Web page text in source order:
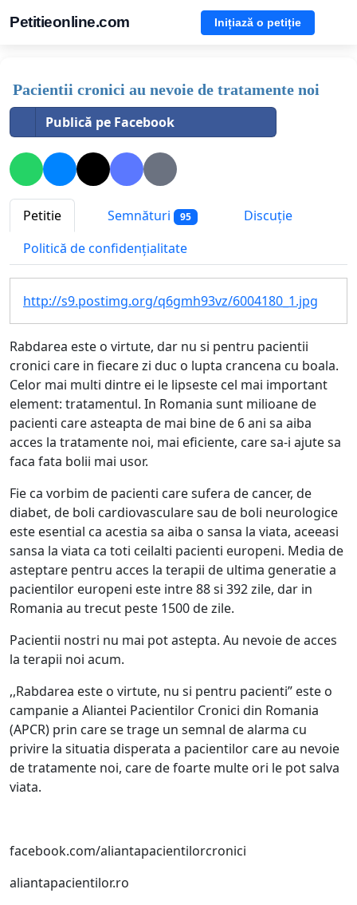
Petitieonline.com Inițiază o petiție
Pacientii cronici au nevoie de tratamente noi
Publică pe Facebook
Petitie Semnături 95
Discuție
Politică de confidențialitate
http://s9.postimg.org/q6gmh93vz/6004180_1.jpg
Rabdarea este o virtute, dar nu si pentru pacientii
cronici care in fiecare zi duc o lupta crancena cu boala.
Celor mai multi dintre ei le lipseste cel mai important
element: tratamentul. In Romania sunt milioane de
pacienti care asteapta de mai bine de 6 ani sa aiba
acces la tratamente noi, mai eficiente, care sa-i ajute sa
faca fata bolii mai usor.
Fie ca vorbim de pacienti care sufera de cancer, de
diabet, de boli cardiovasculare sau de boli neurologice
este esential ca acestia sa aiba o sansa la viata, aceeasi
sansa la viata ca toti ceilalti pacienti europeni. Media de
asteptare pentru acces la terapii de ultima generatie a
pacientilor europeni este intre 88 si 392 zile, dar in
Romania au trecut peste 1500 de zile.
Pacientii nostri nu mai pot astepta. Au nevoie de acces
la terapii noi acum.
,,Rabdarea este o virtute, nu si pentru pacienti” este o
campanie a Aliantei Pacientilor Cronici din Romania
(APCR) prin care se trage un semnal de alarma cu
privire la situatia disperata a pacientilor care au nevoie
de tratamente noi, care de foarte multe ori le pot salva
viata.
facebook.com/aliantapacientilorcronici
aliantapacientilor.ro